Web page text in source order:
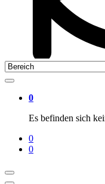
0
Es befinden sich
0
0